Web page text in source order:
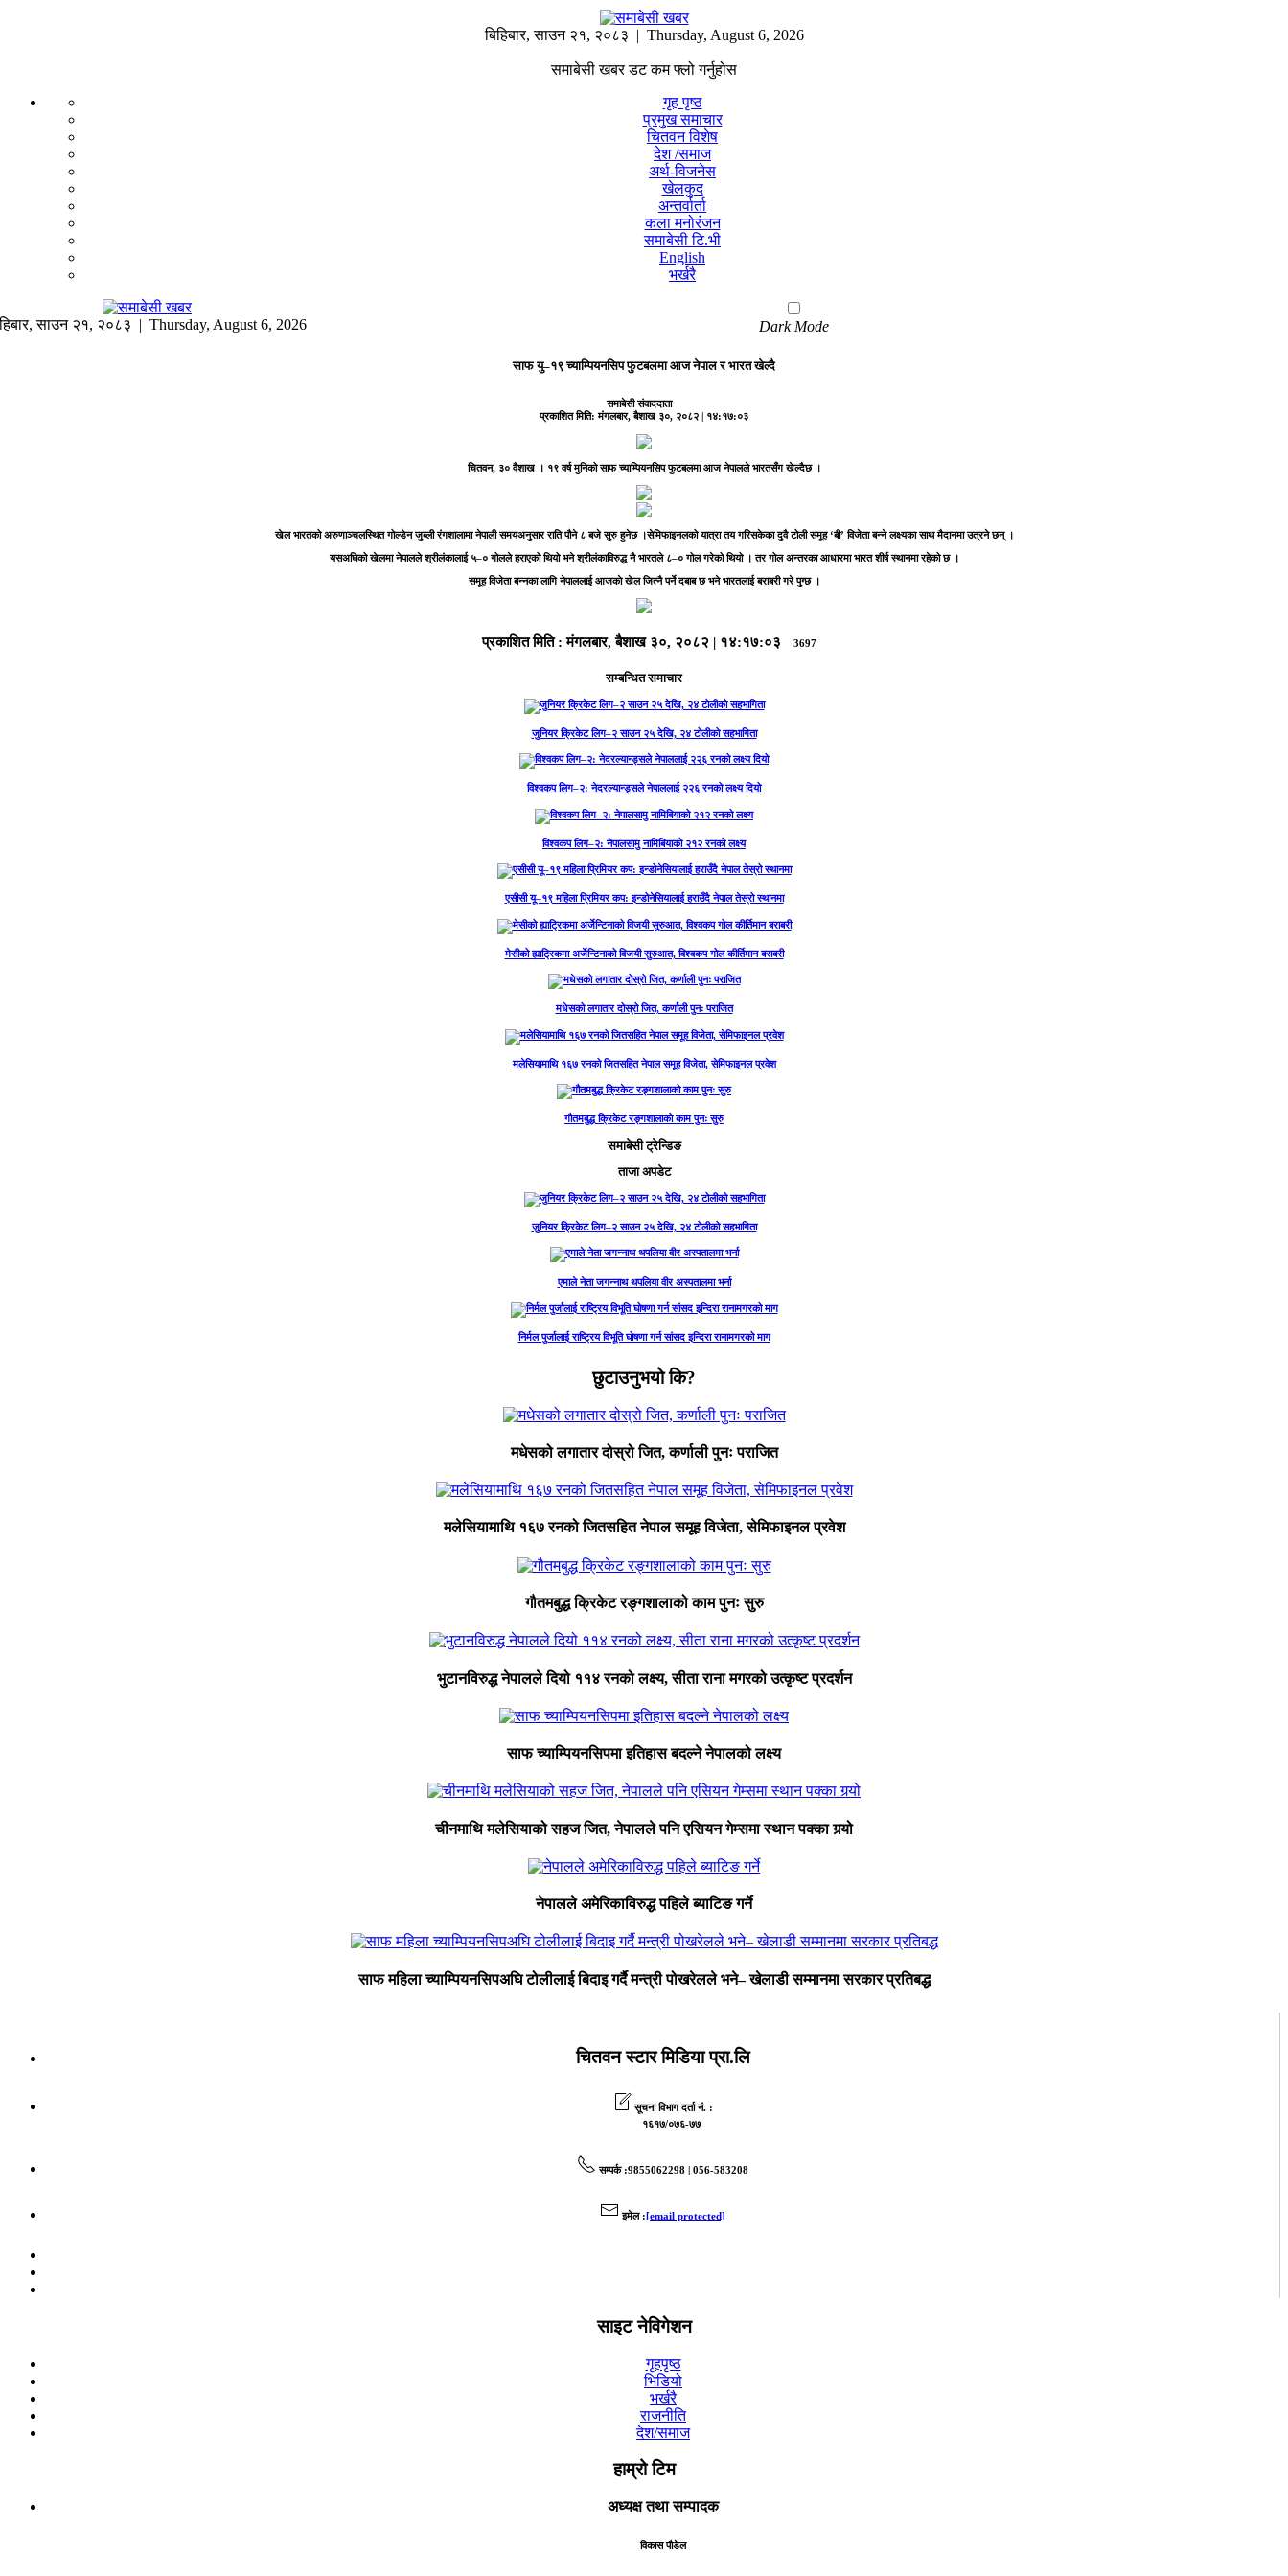
बिहिबार,साउन २१, २०८३ | Thursday, August 6, 2026
समाबेसी खबर डट कम फ्लो गर्नुहोस
गृह पृष्ठ
प्रमुख समाचार
चितवन विशेष
देश /समाज
अर्थ-विजनेस
खेलकुद
अन्तर्वार्ता
कला मनोरंजन
समाबेसी टि.भी
English
भर्खरै
,साउन २१, २०८३ | Thursday, August 6, 2026 Dark Mode
साफ यु–१९ च्याम्पियनसिप फुटबलमा आज नेपाल र भारत खेल्दै
समाबेसी संवाददाता
प्रकाशित मिति:मंगलबार, बैशाख ३०, २०८२ | १४:१७:०३
चितवन, ३० वैशाख । १९ वर्ष मुनिको साफ च्याम्पियनसिप फुटबलमा आज नेपालले भारतसँग खेल्दैछ ।
खेल भारतको अरुणाञ्चलस्थित गोल्डेन जुब्ली रंगशालामा नेपाली समयअनुसार राति पौने ८ बजे सुरु हुनेछ ।सेमिफाइनलको यात्रा तय गरिसकेका दुवै टोली समूह ‘बी’ विजेता बन्ने लक्ष्यका साथ मैदानमा उत्रने छन् ।
यसअघिको खेलमा नेपालले श्रीलंकालाई ५–० गोलले हराएको थियो भने श्रीलंकाविरुद्ध नै भारतले ८–० गोल गरेको थियो । तर गोल अन्तरका आधारमा भारत शीर्ष स्थानमा रहेको छ ।
समूह विजेता बन्नका लागि नेपाललाई आजकाे खेल जित्नै पर्ने दबाब छ भने भारतलाई बराबरी गरे पुग्छ ।
प्रकाशित मिति :मंगलबार, बैशाख ३०, २०८२ | १४:१७:०३ 3697
सम्बन्धित समाचार
जुनियर क्रिकेट लिग–२ साउन २५ देखि, २४ टोलीको सहभागिता
विश्वकप लिग–२: नेदरल्यान्ड्सले नेपाललाई २२६ रनको लक्ष्य दियो
विश्वकप लिग–२: नेपालसामु नामिबियाको २१२ रनको लक्ष्य
एसीसी यू–१९ महिला प्रिमियर कप: इन्डोनेसियालाई हराउँदै नेपाल तेस्रो स्थानमा
मेसीको ह्याट्रिकमा अर्जेन्टिनाको विजयी सुरुआत, विश्वकप गोल कीर्तिमान बराबरी
मधेसको लगातार दोस्रो जित, कर्णाली पुनः पराजित
मलेसियामाथि १६७ रनको जितसहित नेपाल समूह विजेता, सेमिफाइनल प्रवेश
गौतमबुद्ध क्रिकेट रङ्गशालाको काम पुनः सुरु
समाबेसी ट्रेन्डिङ
ताजा अपडेट
जुनियर क्रिकेट लिग–२ साउन २५ देखि, २४ टोलीको सहभागिता
एमाले नेता जगन्नाथ थपलिया वीर अस्पतालमा भर्ना
निर्मल पुर्जालाई राष्ट्रिय विभूति घोषणा गर्न सांसद इन्दिरा रानामगरको माग
छुटाउनुभयो कि?
मधेसको लगातार दोस्रो जित, कर्णाली पुनः पराजित
मलेसियामाथि १६७ रनको जितसहित नेपाल समूह विजेता, सेमिफाइनल प्रवेश
गौतमबुद्ध क्रिकेट रङ्गशालाको काम पुनः सुरु
भुटानविरुद्ध नेपालले दियो ११४ रनको लक्ष्य, सीता राना मगरको उत्कृष्ट प्रदर्शन
साफ च्याम्पियनसिपमा इतिहास बदल्ने नेपालको लक्ष्य
चीनमाथि मलेसियाको सहज जित, नेपालले पनि एसियन गेम्समा स्थान पक्का गर्‍यो
नेपालले अमेरिकाविरुद्ध पहिले ब्याटिङ गर्ने
साफ महिला च्याम्पियनसिपअघि टोलीलाई बिदाइ गर्दै मन्त्री पोखरेलले भने– खेलाडी सम्मानमा सरकार प्रतिबद्ध
चितवन स्टार मिडिया प्रा.लि
सूचना विभाग दर्ता नं. :
१६१७/०७६-७७
सम्पर्क:9855062298 | 056-583208
इमेल: [email protected]
साइट नेविगेशन
गृहपृष्ठ
भिडियो
भर्खरै
राजनीति
देश/समाज
हाम्रो टिम
अध्यक्ष तथा सम्पादक
विकास पौडेल